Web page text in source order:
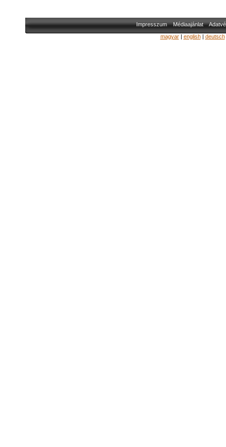
Impresszum Médiaajánlat
magyar| english| deutsch